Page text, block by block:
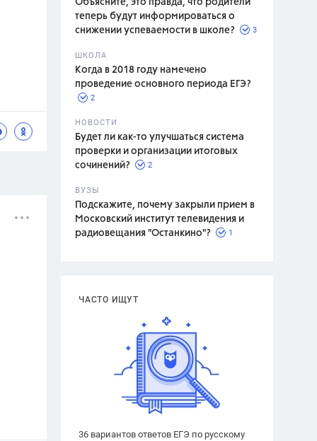
Объясните, это правда, что родители
теперь будут информироваться о
снижении успеваемости в школе?
3
ШКОЛА
Когда в 2018 году намечено
проведение основного периода ЕГЭ?
2
НОВОСТИ
Будет ли как-то улучшаться система
проверки и организации итоговых
сочинений?
2
ВУЗЫ
Подскажите, почему закрыли прием в
Московский институт телевидения и
радиовещания "Останкино"?
1
ЧАСТО ИЩУТ
36 вариантов ответов ЕГЭ по русскому